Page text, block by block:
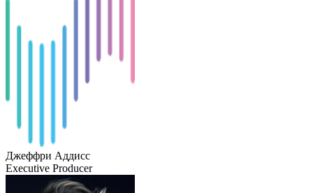
Джеффри Аддисс
Executive Producer